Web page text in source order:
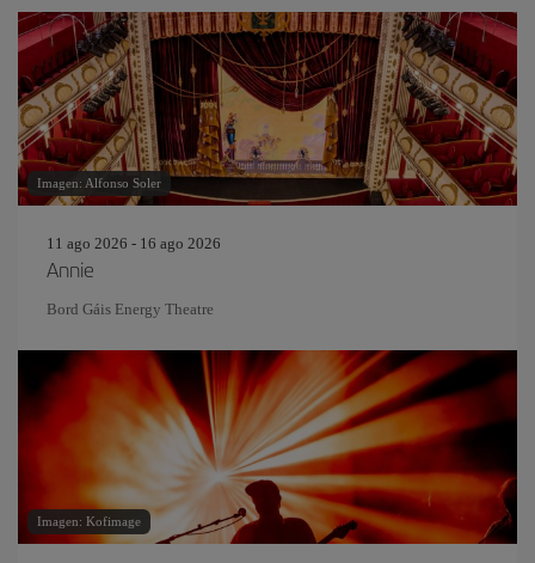
Imagen: Alfonso Soler
11 ago 2026 - 16 ago 2026
Annie
Bord Gáis Energy Theatre
Imagen: Kofimage